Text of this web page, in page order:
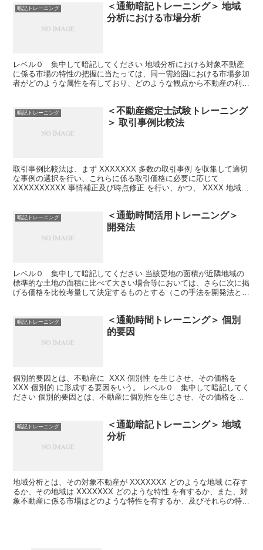
暗記トレーニング
＜通勤暗記トレーニング＞ 地域
分析における市場分析
レベル０ 集中して暗記してください 地域分析における対象不動産
に係る市場の特性の把握に当たっては、同一需給圏における市場参加
者がどのような属性を有しており、どのような観点から不動産の利用
暗記トレーニング
＜不動産鑑定士試験トレーニング
＞ 取引事例比較法
取引事例比較法は、まず XXXXXXX 多数の取引事例 を収集して適切
な事例の選択を行い、これらに係る取引価格に必要に応じて
XXXXXXXXXX 事情補正及び時点修正 を行い、かつ、 XXXX 地域要
暗記トレーニング
＜通勤時間活用トレーニング＞
開発法
レベル０ 集中して暗記してください 当該更地の面積が近隣地域の
標準的な土地の面積に比べて大きい場合等においては、さらに次に掲
げる価格を比較考量して決定するものとする（この手法を開発法とい
暗記トレーニング
＜通勤時間トレーニング＞ 個別
的要因
個別的要因とは、不動産に XXX 個別性 を生じさせ、その価格を
XXX 個別的 に形成する要因をいう。 レベル０ 集中して暗記してく
ださい 個別的要因とは、不動産に個別性を生じさせ、その価格を個
暗記トレーニング
＜通勤暗記トレーニング＞ 地域
分析
地域分析とは、その対象不動産が XXXXXXX どのような地域 に存す
るか、その地域は XXXXXXX どのような特性 を有するか、また、対
象不動産に係る市場はどのような特性を有するか、及びそれらの特性